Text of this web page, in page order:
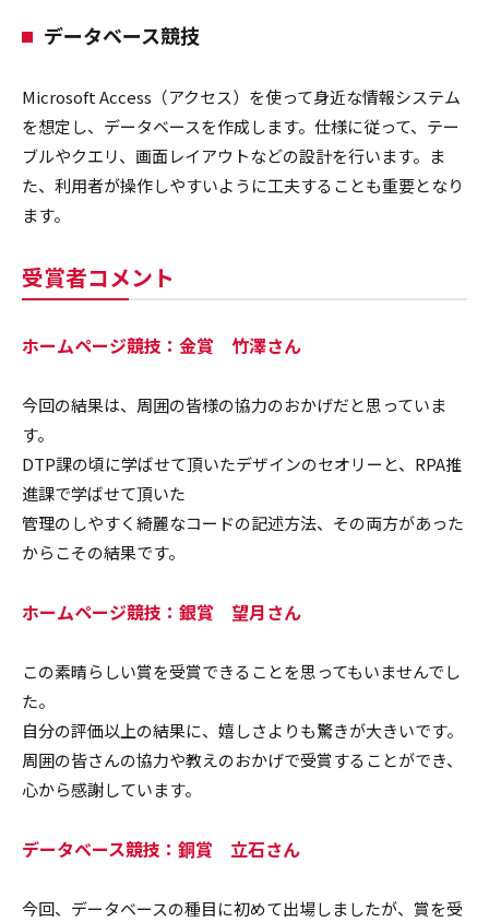
データベース競技
Microsoft Access（アクセス）を使って身近な情報システム
を想定し、データベースを作成します。仕様に従って、テー
ブルやクエリ、画面レイアウトなどの設計を行います。ま
た、利用者が操作しやすいように工夫することも重要となり
ます。
受賞者コメント
ホームページ競技：金賞 竹澤さん
今回の結果は、周囲の皆様の協力のおかげだと思っていま
す。
DTP課の頃に学ばせて頂いたデザインのセオリーと、RPA推
進課で学ばせて頂いた
管理のしやすく綺麗なコードの記述方法、その両方があった
からこその結果です。
ホームページ競技：銀賞 望月さん
この素晴らしい賞を受賞できることを思ってもいませんでし
た。
自分の評価以上の結果に、嬉しさよりも驚きが大きいです。
周囲の皆さんの協力や教えのおかげで受賞することができ、
心から感謝しています。
データベース競技：銅賞 立石さん
今回、データベースの種目に初めて出場しましたが、賞を受